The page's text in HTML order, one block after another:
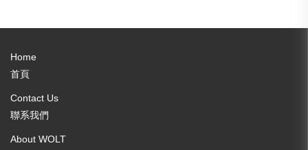
Home
首頁
Contact Us
聯系我們
About WOLT